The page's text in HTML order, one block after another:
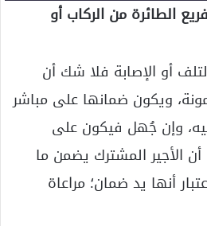
الطائرة من الركاب أو
أو الإصابة فلا شك أن
ويكون ضمانها على مباشر
وإن جُهل فيكون على
أن الأجير المشترك يضمن ما
أنها يد ضمان؛ مراعاة